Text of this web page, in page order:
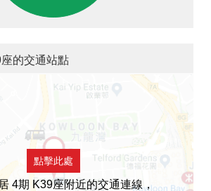
的交通站點
點擊此處
4期 K39座附近的交通連線，